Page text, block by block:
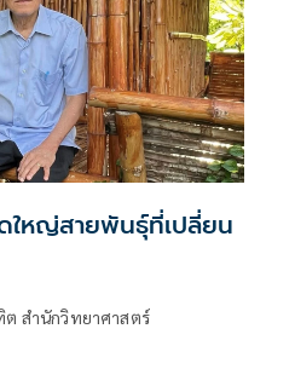
ใหญ่สายพันธุ์ที่เปลี่ยน
สำนักวิทยาศาสตร์